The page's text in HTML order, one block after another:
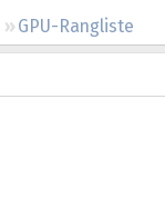
GPU-Rangliste